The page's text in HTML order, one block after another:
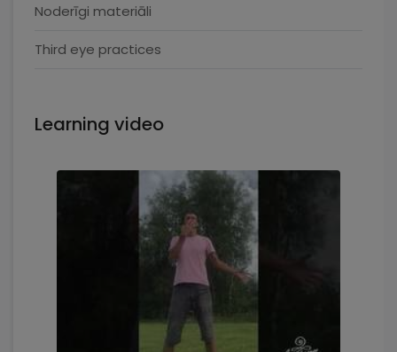
Noderīgi materiāli
Third eye practices
Learning video